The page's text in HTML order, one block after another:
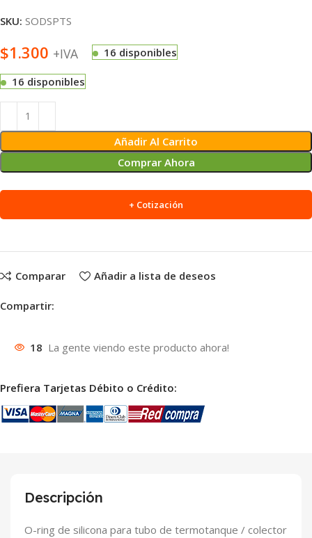
SKU:SODSPTS
$1.300 +IVA 16 disponibles
16 disponibles
Añadir Al Carrito
Comprar Ahora
Alternative:
+ Cotización
Comparar Añadir a lista de deseos
Compartir:
18 La gente viendo este producto ahora!
Prefiera Tarjetas Débito o Crédito:
Descripción
O-ring de silicona para tubo de termotanque / colector